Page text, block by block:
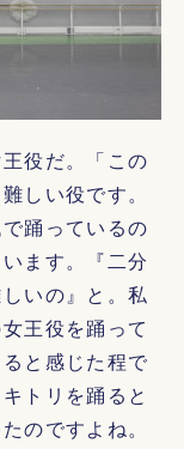
役だ。「この
しい役です。
踊っているの
ます。『二分
いの』と。私
王役を踊って
と感じた程で
トリを踊ると
のですよね。